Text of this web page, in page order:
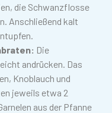
die Schwanzflosse
Anschließend kalt
Die
andrücken. Das
Knoblauch und
jeweils etwa 2
aus der Pfanne